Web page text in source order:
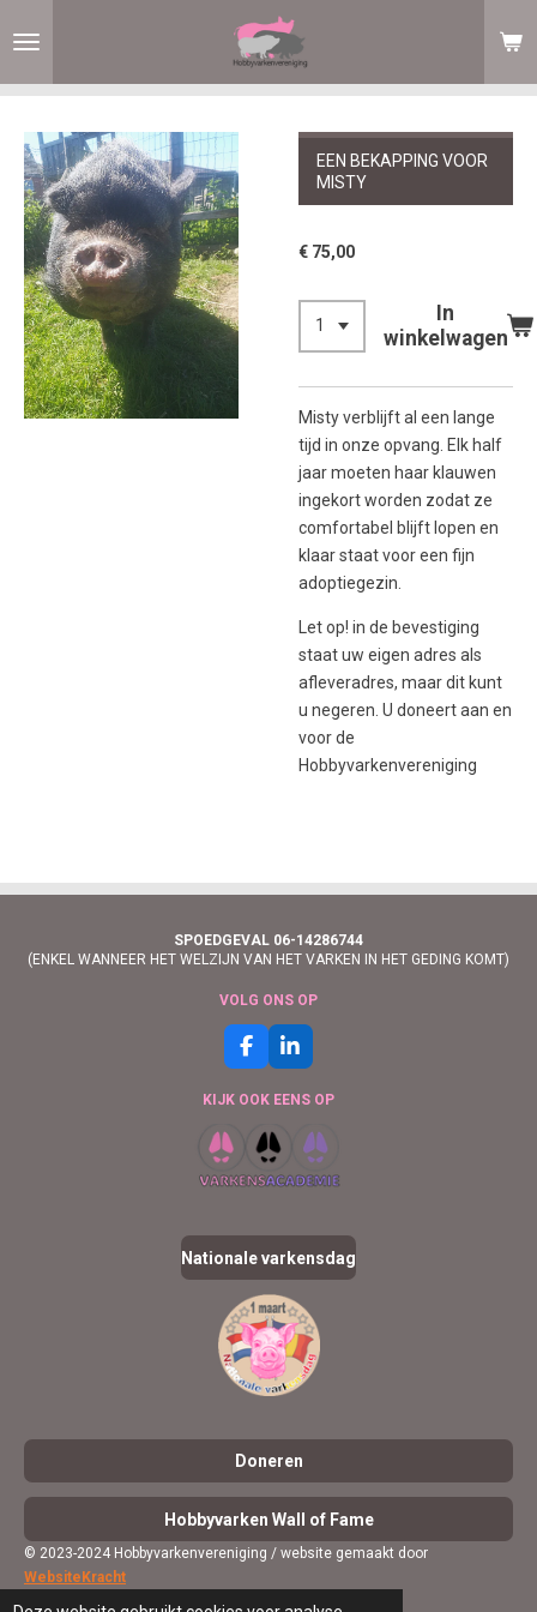
direct
hoofdinhoud
EEN BEKAPPING VOOR
MISTY
€ 75,00
In
winkelwagen
Misty verblijft al een lange
tijd in onze opvang. Elk half
jaar moeten haar klauwen
ingekort worden zodat ze
comfortabel blijft lopen en
klaar staat voor een fijn
adoptiegezin.
Let op! in de bevestiging
staat uw eigen adres als
afleveradres, maar dit kunt
u negeren. U doneert aan en
voor de
Hobbyvarkenvereniging
SPOEDGEVAL 06-14286744
(ENKEL WANNEER HET WELZIJN VAN HET VARKEN IN HET GEDING KOMT)
VOLG ONS OP
F
a
c
o
k
L
i
n
n
KIJK OOK EENS OP
Nationale varkensdag
Doneren
Hobbyvarken Wall of Fame
© 2023-2024 Hobbyvarkenvereniging / website gemaakt door
WebsiteKracht